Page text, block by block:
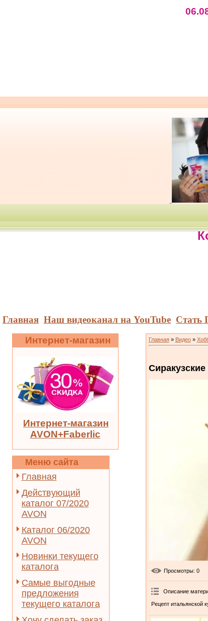
Главная Наш видеоканал на YouTube Стать
Интернет-магазин
Интернет-магазин
AVON+Faberlic
Меню сайта
Главная
Действующий
каталог 07/2020
AVON
Каталог 06/2020
AVON
Новинки текущего
каталога
Самые выгодные
предложения
текущего каталога
Главная» Видео»
Просмотры: 0
Описание
Рецепт итальянской